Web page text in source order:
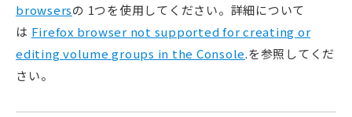
browsersの 1つを使用してください。詳細について
は Firefox browser not supported for creating or
editing volume groups in the Console.を参照してくだ
さい。